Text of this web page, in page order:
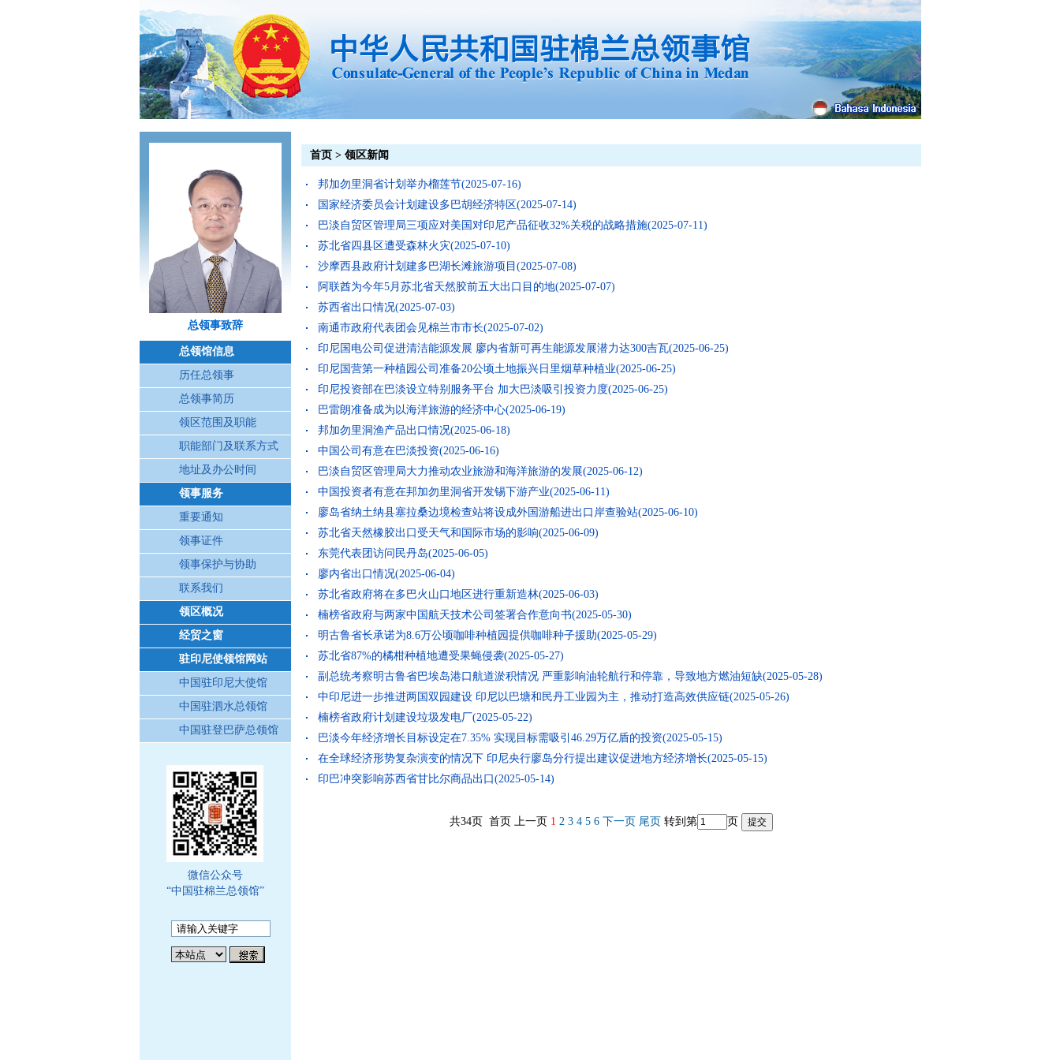
总领事致辞
总领馆信息
历任总领事
总领事简历
领区范围及职能
职能部门及联系方式
地址及办公时间
领事服务
重要通知
领事证件
领事保护与协助
联系我们
领区概况
经贸之窗
驻印尼使领馆网站
中国驻印尼大使馆
中国驻泗水总领馆
中国驻登巴萨总领馆
微信公众号
“中国驻棉兰总领馆”
首页> 领区新闻
邦加勿里洞省计划举办榴莲节(2025-07-16)
国家经济委员会计划建设多巴胡经济特区(2025-07-14)
巴淡自贸区管理局三项应对美国对印尼产品征收32%关税的战略措施(2025-07-11)
苏北省四县区遭受森林火灾(2025-07-10)
沙摩西县政府计划建多巴湖长滩旅游项目(2025-07-08)
阿联酋为今年5月苏北省天然胶前五大出口目的地(2025-07-07)
苏西省出口情况(2025-07-03)
南通市政府代表团会见棉兰市市长(2025-07-02)
印尼国电公司促进清洁能源发展 廖内省新可再生能源发展潜力达300吉瓦(2025-06-25)
印尼国营第一种植园公司准备20公顷土地振兴日里烟草种植业(2025-06-25)
印尼投资部在巴淡设立特别服务平台 加大巴淡吸引投资力度(2025-06-25)
巴雷朗准备成为以海洋旅游的经济中心(2025-06-19)
邦加勿里洞渔产品出口情况(2025-06-18)
中国公司有意在巴淡投资(2025-06-16)
巴淡自贸区管理局大力推动农业旅游和海洋旅游的发展(2025-06-12)
中国投资者有意在邦加勿里洞省开发锡下游产业(2025-06-11)
廖岛省纳土纳县塞拉桑边境检查站将设成外国游船进出口岸查验站(2025-06-10)
苏北省天然橡胶出口受天气和国际市场的影响(2025-06-09)
东莞代表团访问民丹岛(2025-06-05)
廖内省出口情况(2025-06-04)
苏北省政府将在多巴火山口地区进行重新造林(2025-06-03)
楠榜省政府与两家中国航天技术公司签署合作意向书(2025-05-30)
明古鲁省长承诺为8.6万公顷咖啡种植园提供咖啡种子援助(2025-05-29)
苏北省87%的橘柑种植地遭受果蝇侵袭(2025-05-27)
副总统考察明古鲁省巴埃岛港口航道淤积情况 严重影响油轮航行和停靠，导致地方燃油短缺(2025-05-28)
中印尼进一步推进两国双园建设 印尼以巴塘和民丹工业园为主，推动打造高效供应链(2025-05-26)
楠榜省政府计划建设垃圾发电厂(2025-05-22)
巴淡今年经济增长目标设定在7.35% 实现目标需吸引46.29万亿盾的投资(2025-05-15)
在全球经济形势复杂演变的情况下 印尼央行廖岛分行提出建议促进地方经济增长(2025-05-15)
印巴冲突影响苏西省甘比尔商品出口(2025-05-14)
共34页 首页 上一页 1 2 3 4 5 6 下一页 尾页 转到第 页